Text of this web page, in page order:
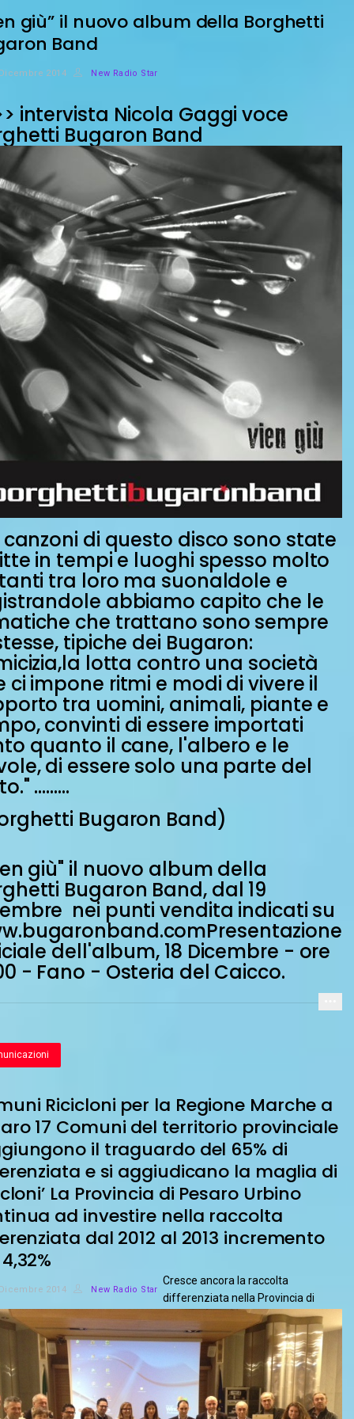
giù” il nuovo album della Borghetti
Band
2014 New Radio Star
intervista Nicola Gaggi voce
Bugaron Band
canzoni di questo disco sono state
in tempi e luoghi spesso molto
tra loro ma suonaldole e
abbiamo capito che le
che trattano sono sempre
tipiche dei Bugaron:
lotta contro una società
ci impone ritmi e modi di vivere il
tra uomini, animali, piante e
convinti di essere importati
quanto il cane, l'albero e le
di essere solo una parte del
.........
Bugaron Band)
giù" il nuovo album della
Bugaron Band, dal 19
nei punti vendita indicati su
dell'album, 18 Dicembre - ore
- Fano - Osteria del Caicco.
Ricicloni per la Regione Marche a
17 Comuni del territorio provinciale
il traguardo del 65% di
e si aggiudicano la maglia di
La Provincia di Pesaro Urbino
ad investire nella raccolta
dal 2012 al 2013 incremento
2014 New Radio Star
Cresce ancora la raccolta
differenziata nella Provincia di